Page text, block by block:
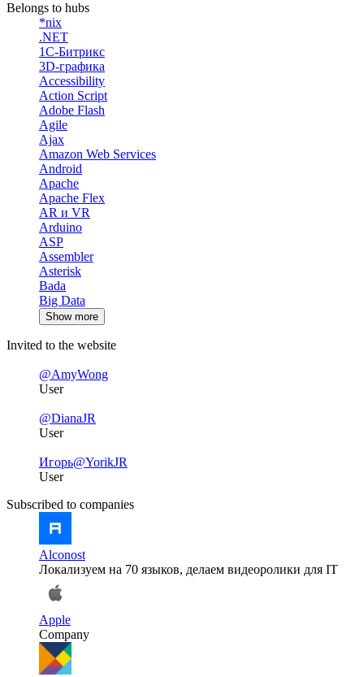
Belongs to hubs
*nix
.NET
1С-Битрикс
3D-графика
Accessibility
Action Script
Adobe Flash
Agile
Ajax
Amazon Web Services
Android
Apache
Apache Flex
AR и VR
Arduino
ASP
Assembler
Asterisk
Bada
Big Data
Show more
Invited to the website
@AmyWong
User
@DianaJR
User
Игорь@YorikJR
User
Subscribed to companies
Alconost
Локализуем на 70 языков, делаем видеоролики для IT
Apple
Company